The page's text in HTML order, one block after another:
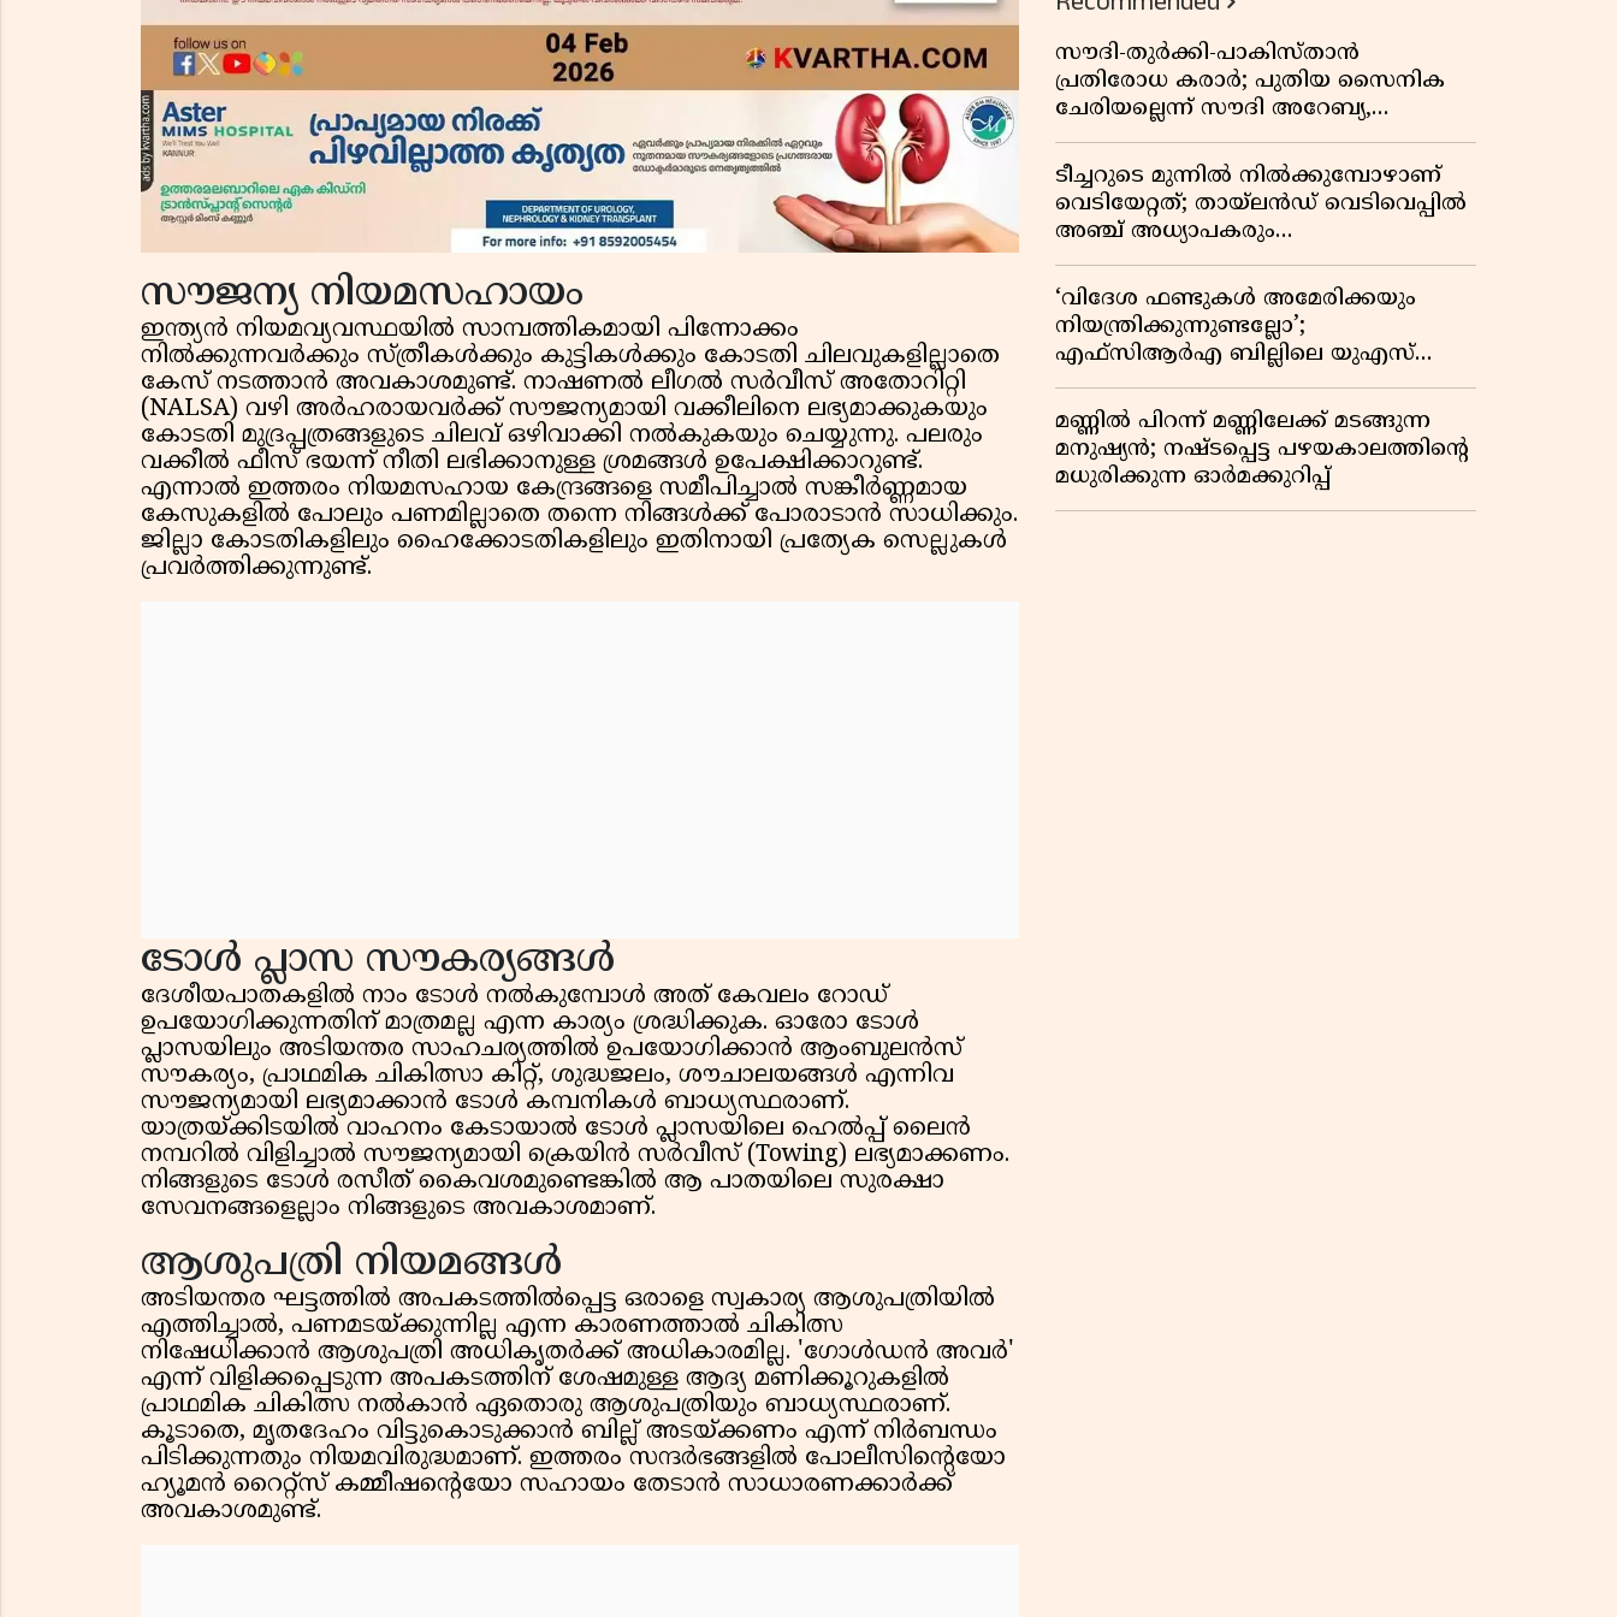
സൗജന്യ നിയമസഹായം
ഇന്ത്യൻ നിയമവ്യവസ്ഥയിൽ സാമ്പത്തികമായി പിന്നോക്കം
നിൽക്കുന്നവർക്കും സ്ത്രീകൾക്കും കുട്ടികൾക്കും കോടതി ചിലവുകളില്ലാതെ
കേസ് നടത്താൻ അവകാശമുണ്ട്. നാഷണൽ ലീഗൽ സർവീസ് അതോറിറ്റി
(NALSA) വഴി അർഹരായവർക്ക് സൗജന്യമായി വക്കീലിനെ ലഭ്യമാക്കുകയും
കോടതി മുദ്രപ്പത്രങ്ങളുടെ ചിലവ് ഒഴിവാക്കി നൽകുകയും ചെയ്യുന്നു. പലരും
വക്കീൽ ഫീസ് ഭയന്ന് നീതി ലഭിക്കാനുള്ള ശ്രമങ്ങൾ ഉപേക്ഷിക്കാറുണ്ട്.
എന്നാൽ ഇത്തരം നിയമസഹായ കേന്ദ്രങ്ങളെ സമീപിച്ചാൽ സങ്കീർണ്ണമായ
കേസുകളിൽ പോലും പണമില്ലാതെ തന്നെ നിങ്ങൾക്ക് പോരാടാൻ സാധിക്കും.
ജില്ലാ കോടതികളിലും ഹൈക്കോടതികളിലും ഇതിനായി പ്രത്യേക സെല്ലുകൾ
പ്രവർത്തിക്കുന്നുണ്ട്.
ടോൾ പ്ലാസ സൗകര്യങ്ങൾ
ദേശീയപാതകളിൽ നാം ടോൾ നൽകുമ്പോൾ അത് കേവലം റോഡ്
ഉപയോഗിക്കുന്നതിന് മാത്രമല്ല എന്ന കാര്യം ശ്രദ്ധിക്കുക. ഓരോ ടോൾ
പ്ലാസയിലും അടിയന്തര സാഹചര്യത്തിൽ ഉപയോഗിക്കാൻ ആംബുലൻസ്
സൗകര്യം, പ്രാഥമിക ചികിത്സാ കിറ്റ്, ശുദ്ധജലം, ശൗചാലയങ്ങൾ എന്നിവ
സൗജന്യമായി ലഭ്യമാക്കാൻ ടോൾ കമ്പനികൾ ബാധ്യസ്ഥരാണ്.
യാത്രയ്ക്കിടയിൽ വാഹനം കേടായാൽ ടോൾ പ്ലാസയിലെ ഹെൽപ്പ് ലൈൻ
നമ്പറിൽ വിളിച്ചാൽ സൗജന്യമായി ക്രെയിൻ സർവീസ് (Towing) ലഭ്യമാക്കണം.
നിങ്ങളുടെ ടോൾ രസീത് കൈവശമുണ്ടെങ്കിൽ ആ പാതയിലെ സുരക്ഷാ
സേവനങ്ങളെല്ലാം നിങ്ങളുടെ അവകാശമാണ്.
ആശുപത്രി നിയമങ്ങൾ
അടിയന്തര ഘട്ടത്തിൽ അപകടത്തിൽപ്പെട്ട ഒരാളെ സ്വകാര്യ ആശുപത്രിയിൽ
എത്തിച്ചാൽ, പണമടയ്ക്കുന്നില്ല എന്ന കാരണത്താൽ ചികിത്സ
നിഷേധിക്കാൻ ആശുപത്രി അധികൃതർക്ക് അധികാരമില്ല. 'ഗോൾഡൻ അവർ'
എന്ന് വിളിക്കപ്പെടുന്ന അപകടത്തിന് ശേഷമുള്ള ആദ്യ മണിക്കൂറുകളിൽ
പ്രാഥമിക ചികിത്സ നൽകാൻ ഏതൊരു ആശുപത്രിയും ബാധ്യസ്ഥരാണ്.
കൂടാതെ, മൃതദേഹം വിട്ടുകൊടുക്കാൻ ബില്ല് അടയ്ക്കണം എന്ന് നിർബന്ധം
പിടിക്കുന്നതും നിയമവിരുദ്ധമാണ്. ഇത്തരം സന്ദർഭങ്ങളിൽ പോലീസിന്റെയോ
ഹ്യൂമൻ റൈറ്റ്‌സ് കമ്മീഷന്റെയോ സഹായം തേടാൻ സാധാരണക്കാർക്ക്
അവകാശമുണ്ട്.
സൗദി-തുർക്കി-പാകിസ്താൻ
പ്രതിരോധ കരാർ; പുതിയ സൈനിക
ചേരിയല്ലെന്ന് സൗദി അറേബ്യ,
വിമർശനവുമായി ഇറാൻ
ടീച്ചറുടെ മുന്നിൽ നിൽക്കുമ്പോഴാണ്
വെടിയേറ്റത്; തായ്‌ലൻഡ് വെടിവെപ്പിൽ
അഞ്ച് അധ്യാപകരും
മുത്തശ്ശീമുത്തശ്ശന്മാരും കൊല്ലപ്പെട്ടു,
മരണസംഖ്യ 7; ഞെട്ടിക്കുന്ന
വെളിപ്പെടുത്തലുകൾ
‘വിദേശ ഫണ്ടുകൾ അമേരിക്കയും
നിയന്ത്രിക്കുന്നുണ്ടല്ലോ’;
എഫ്സിആർഎ ബില്ലിലെ യുഎസ്
വിമർശനങ്ങൾക്ക് മറുപടിയുമായി ഇന്ത്യ
മണ്ണിൽ പിറന്ന് മണ്ണിലേക്ക് മടങ്ങുന്ന
മനുഷ്യൻ; നഷ്ടപ്പെട്ട പഴയകാലത്തിൻ്റെ
മധുരിക്കുന്ന ഓർമക്കുറിപ്പ്